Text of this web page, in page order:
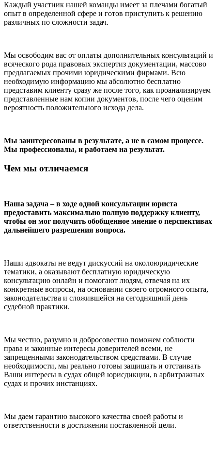
Каждый участник нашей команды имеет за плечами богатый
опыт в определенной сфере и готов приступить к решению
различных по сложности задач.
Мы освободим вас от оплаты дополнительных консультаций и
всяческого рода правовых экспертиз документации, массово
предлагаемых прочими юридическими фирмами. Всю
необходимую информацию мы абсолютно бесплатно
представим клиенту сразу же после того, как проанализируем
представленные нам копии документов, после чего оценим
вероятность положительного исхода дела.
Мы заинтересованы в результате, а не в самом процессе.
Мы профессионалы, и работаем на результат.
Чем мы отличаемся
Наша задача – в ходе одной консультации юриста
предоставить максимально полную поддержку клиенту,
чтобы он мог получить обобщенное мнение о перспективах
дальнейшего разрешения вопроса.
Наши адвокаты не ведут дискуссий на околоюридические
тематики, а оказывают бесплатную юридическую
консультацию онлайн и помогают людям, отвечая на их
конкретные вопросы, на основании своего огромного опыта,
законодательства и сложившейся на сегодняшний день
судебной практики.
Мы честно, разумно и добросовестно поможем соблюсти
права и законные интересы доверителей всеми, не
запрещенными законодательством средствами. В случае
необходимости, мы реально готовы защищать и отстаивать
Ваши интересы в судах общей юрисдикции, в арбитражных
судах и прочих инстанциях.
Мы даем гарантию высокого качества своей работы и
ответственности в достижении поставленной цели.